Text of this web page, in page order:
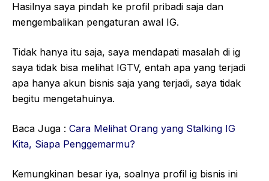
Hasilnya saya pindah ke profil pribadi saja dan
mengembalikan pengaturan awal IG.
Tidak hanya itu saja, saya mendapati masalah di ig
saya tidak bisa melihat IGTV, entah apa yang terjadi
apa hanya akun bisnis saja yang terjadi, saya tidak
begitu mengetahuinya.
Baca Juga : Cara Melihat Orang yang Stalking IG
Kita, Siapa Penggemarmu?
Kemungkinan besar iya, soalnya profil ig bisnis ini